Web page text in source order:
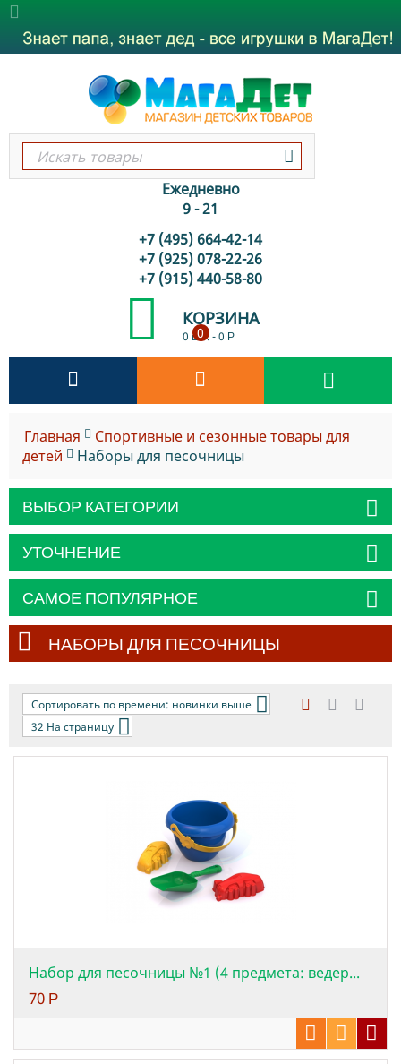
Ежедневно
9 - 21
+7 (495) 664-42-14
+7 (925) 078-22-26
+7 (915) 440-58-80
КОРЗИНА
0 шт.-0 Р
0
Главная
Спортивные и сезонные товары для
детей
Наборы для песочницы
ВЫБОР КАТЕГОРИИ
УТОЧНЕНИЕ
САМОЕ ПОПУЛЯРНОЕ
НАБОРЫ ДЛЯ ПЕСОЧНИЦЫ
Сортировать по времени: новинки выше
32 На страницу
Набор для песочницы №1 (4 предмета: ведер...
70 Р